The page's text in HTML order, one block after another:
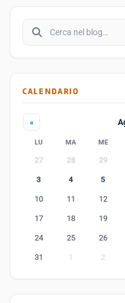
Cerca nel blog
CALENDARIO
«
LU MA ME
27 28 29
3 4 5
10 11 12
17 18 19
24 25 26
31 1 2